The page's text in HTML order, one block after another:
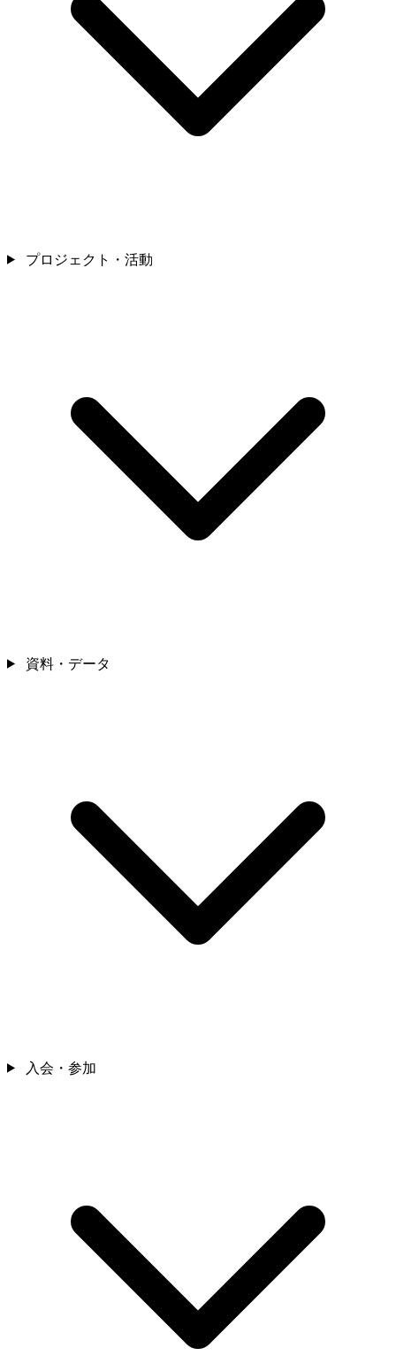
プロジェクト・活動
資料・データ
入会・参加